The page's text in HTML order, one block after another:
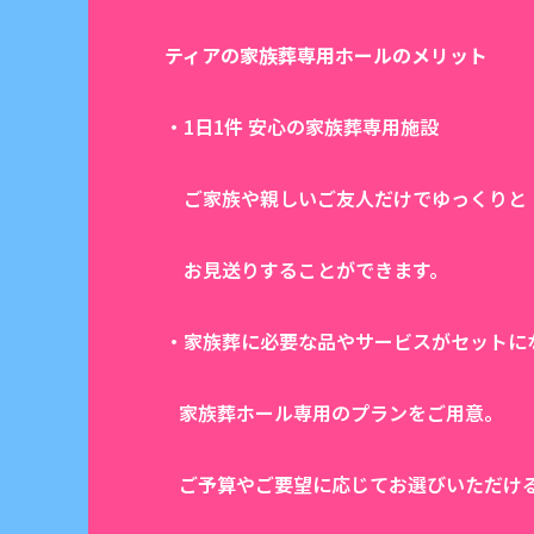
ティアの家族葬専用ホールのメリット
・1日1件 安心の家族葬専用施設
ご家族や親しいご友人だけでゆっくりと
お見送りすることができます。
・家族葬に必要な品やサービスがセット
家族葬ホール専用のプランをご用意。
ご予算やご要望に応じてお選びいただけ